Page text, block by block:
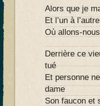
Alors que je
Et l’un à
Où allons-
Derrière ce
tué
Et personne
dame
Son faucon et